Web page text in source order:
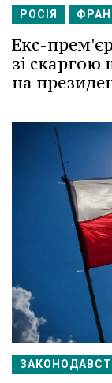
РОСІЯ
Екс-
зі скаргою
на